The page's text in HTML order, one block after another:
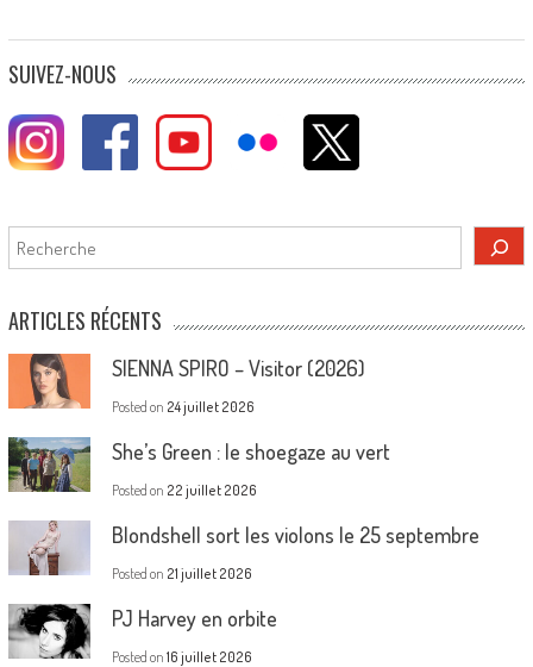
SUIVEZ-NOUS
Rechercher
ARTICLES RÉCENTS
SIENNA SPIRO – Visitor (2026)
Posted on 24 juillet 2026
She’s Green : le shoegaze au vert
Posted on 22 juillet 2026
Blondshell sort les violons le 25 septembre
Posted on 21 juillet 2026
PJ Harvey en orbite
Posted on 16 juillet 2026